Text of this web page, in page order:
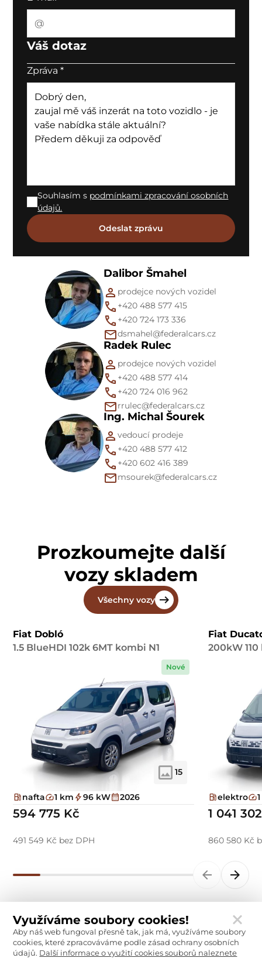
Váš dotaz
Zpráva*
Souhlasím s podmínkami zpracování osobních
údajů.
Dalibor Šmahel
prodejce nových vozidel
+420 488 577 415
+420 724 173 336
dsmahel@federalcars.cz
Radek Rulec
prodejce nových vozidel
+420 488 577 414
+420 724 016 962
rrulec@federalcars.cz
Ing. Michal Šourek
vedoucí prodeje
+420 488 577 412
+420 602 416 389
msourek@federalcars.cz
Prozkoumejte další
vozy skladem
Všechny vozy
Fiat Dobló
1.5 BlueHDI 102k 6MT kombi N1
15
Nové
nafta 1 km 96 kW 2026
594 775 Kč
491 549 Kč bez DPH
Fiat
200kW
elektro
1 041
860 580 Kč
Využíváme soubory cookies!
Aby náš web fungoval přesně tak, jak má, využíváme soubory
cookies, které zpracováváme podle zásad ochrany osobních
údajů. Další informace o využití cookies souborů naleznete